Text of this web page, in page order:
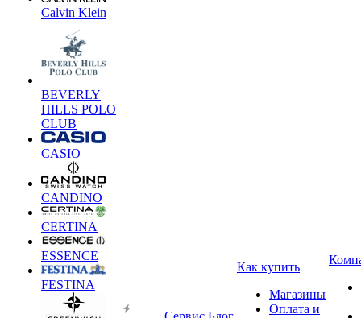
Calvin Klein
BEVERLY
HILLS POLO
CLUB
CASIO
CANDINO
CERTINA
ESSENCE
FESTINA
Как купить
Магазины
Оплата и